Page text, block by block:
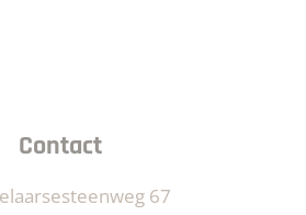
Contact
67